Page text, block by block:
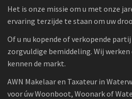
Het is onze missie om u met onze
ervaring terzijde te staan om uw
Of u nu kopende of verkopende
zorgvuldige bemiddeling. Wij
kennen de markt.
AWN Makelaar en Taxateur in
voor úw Woonboot, Woonark of